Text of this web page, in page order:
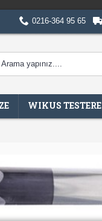
0216-364 95 65
WIKUS TESTERE